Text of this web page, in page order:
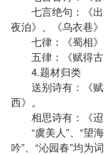
七言绝句：《出
夜泊》、《乌衣巷
七律：《蜀相》
五律：《赋得古
4.题材归类
送别诗有：《赋
西》。
相思诗有：《迢
“虞美人”、“望海
吟”、“沁园春”均为词